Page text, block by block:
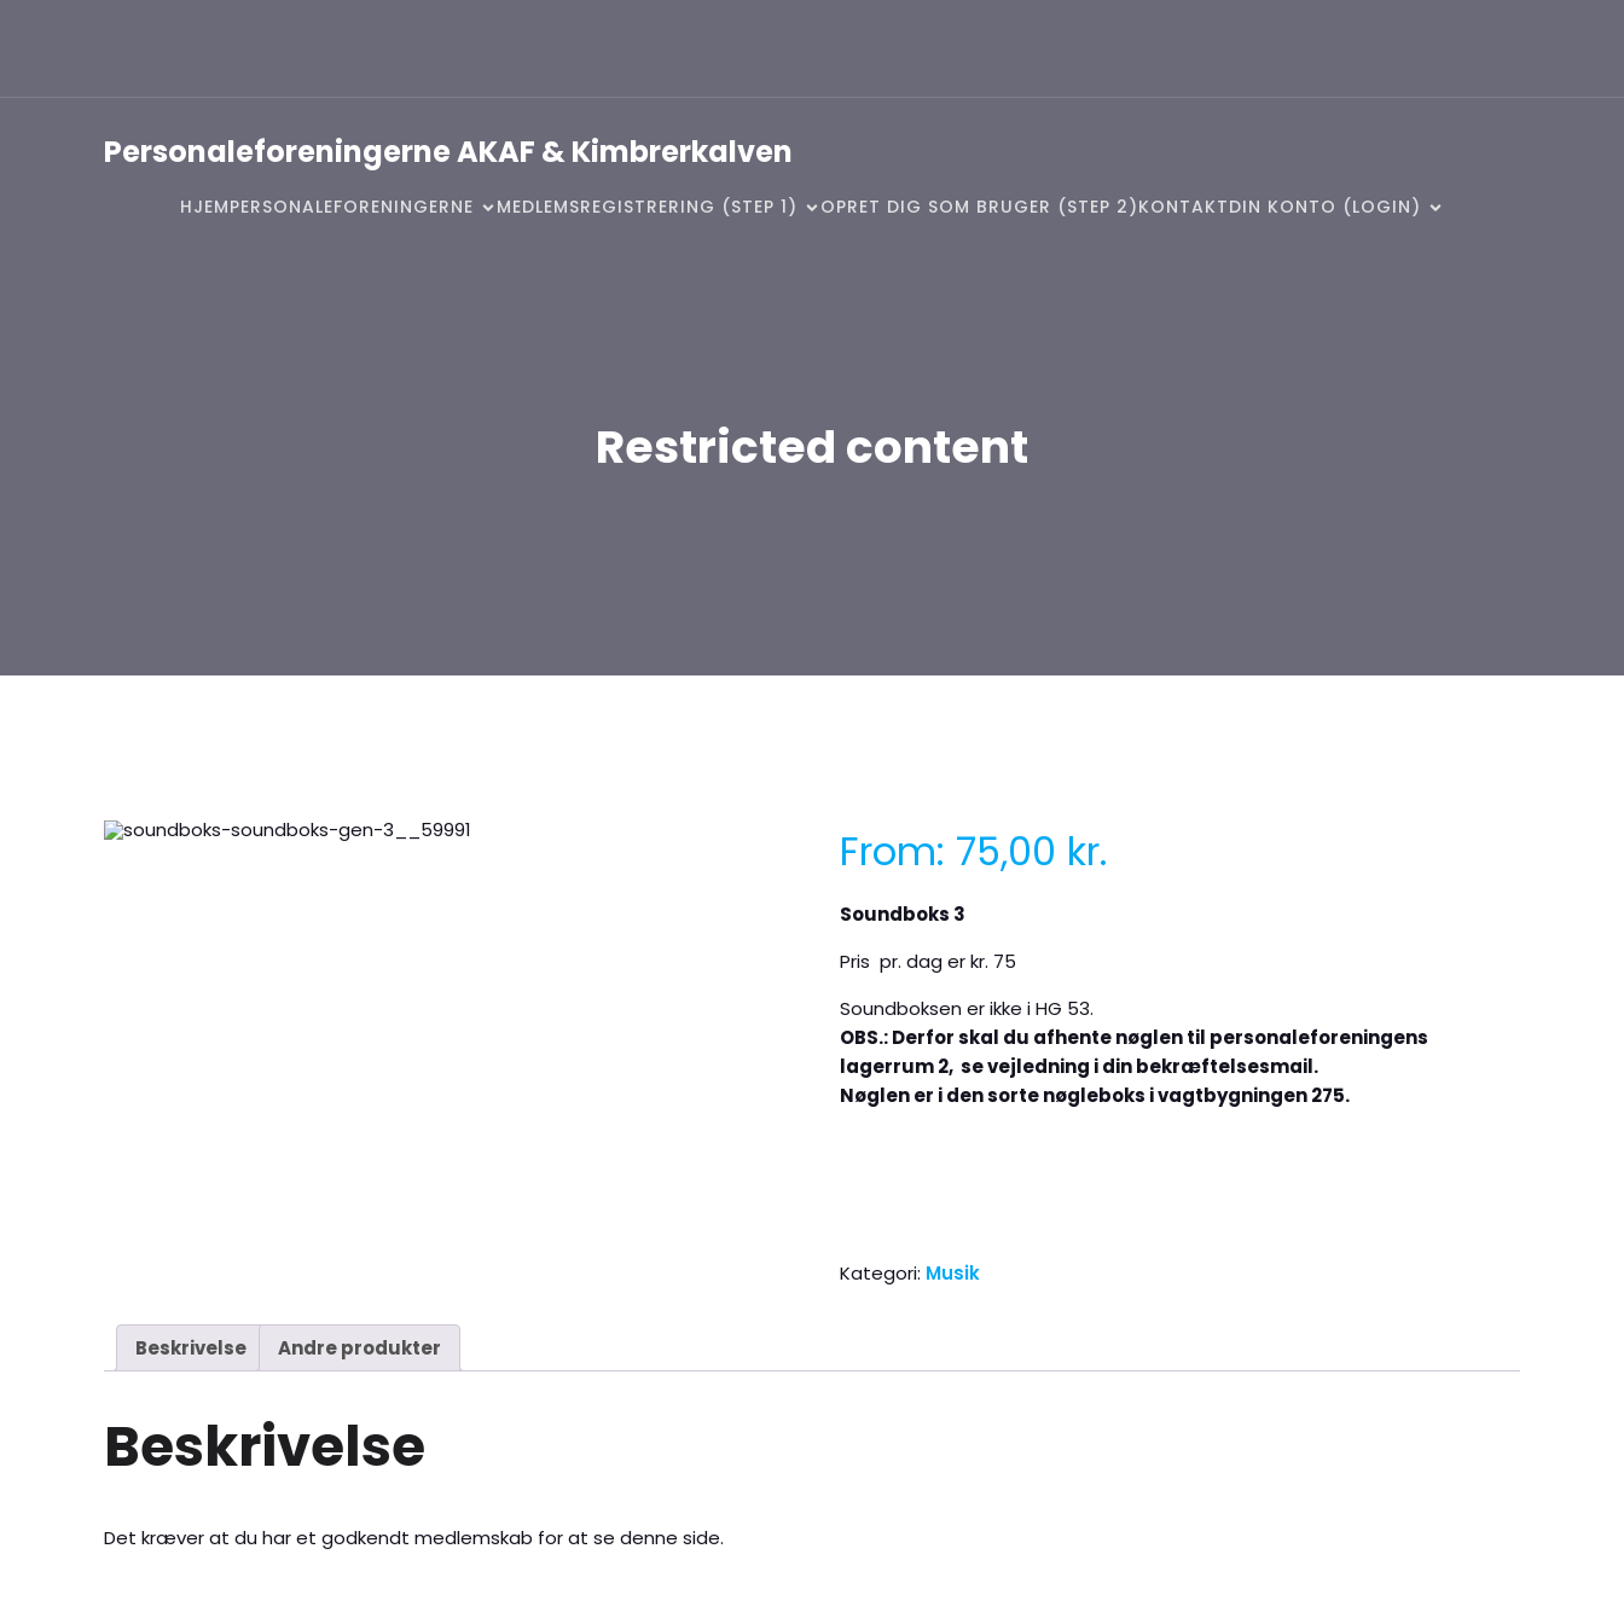
Personaleforeningerne AKAF & Kimbrerkalven
HJEMPERSONALEFORENINGERNE MEDLEMSREGISTRERING (STEP 1) OPRET DIG SOM BRUGER (STEP 2)KONTAKTDIN KONTO (LOGIN)
Restricted content
From: 75,00 kr.
Soundboks 3
Pris pr. dag er kr. 75
Soundboksen er ikke i HG 53.
OBS.: Derfor skal du afhente nøglen til personaleforeningens
lagerrum 2, se vejledning i din bekræftelsesmail.
Nøglen er i den sorte nøgleboks i vagtbygningen 275.
Kategori: Musik
Beskrivelse Andre produkter
Beskrivelse
Det kræver at du har et godkendt medlemskab for at se denne side.